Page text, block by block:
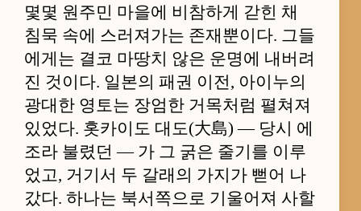
몇몇 원주민 마을에 비참하게 갇힌 채
침묵 속에 스러져가는 존재뿐이다. 그들
에게는 결코 마땅치 않은 운명에 내버려
진 것이다. 일본의 패권 이전, 아이누의
광대한 영토는 장엄한 거목처럼 펼쳐져
있었다. 홋카이도 대도(大島) — 당시 에
조라 불렸던 — 가 그 굵은 줄기를 이루
었고, 거기서 두 갈래의 가지가 뻗어 나
갔다. 하나는 북서쪽으로 기울어져 사할